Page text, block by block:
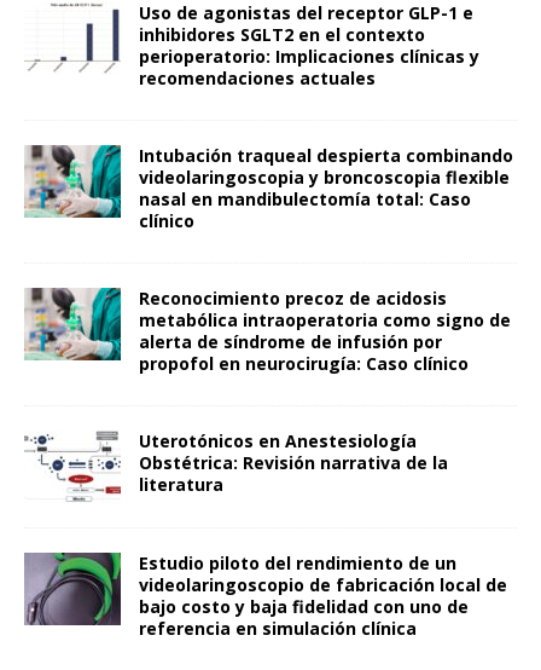
Uso de agonistas del receptor GLP-1 e
inhibidores SGLT2 en el contexto
perioperatorio: Implicaciones clínicas y
recomendaciones actuales
Intubación traqueal despierta combinando
videolaringoscopia y broncoscopia flexible
nasal en mandibulectomía total: Caso
clínico
Reconocimiento precoz de acidosis
metabólica intraoperatoria como signo de
alerta de síndrome de infusión por
propofol en neurocirugía: Caso clínico
Uterotónicos en Anestesiología
Obstétrica: Revisión narrativa de la
literatura
Estudio piloto del rendimiento de un
videolaringoscopio de fabricación local de
bajo costo y baja fidelidad con uno de
referencia en simulación clínica